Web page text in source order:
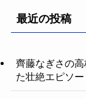
最近の投稿
齊藤なぎさの
た壮絶エピソー